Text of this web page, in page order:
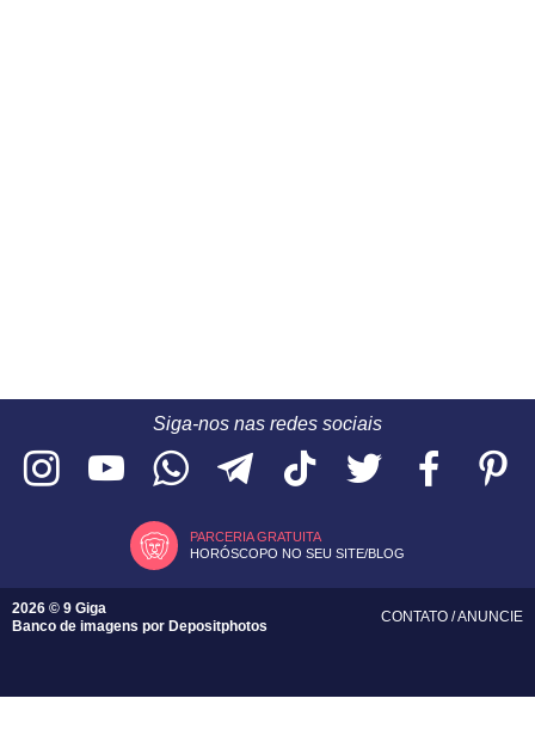
Siga-nos nas redes sociais
PARCERIA GRATUITA
HORÓSCOPO NO SEU SITE/BLOG
2026 © 9 Giga
Banco de imagens por Depositphotos
CONTATO /ANUNCIE